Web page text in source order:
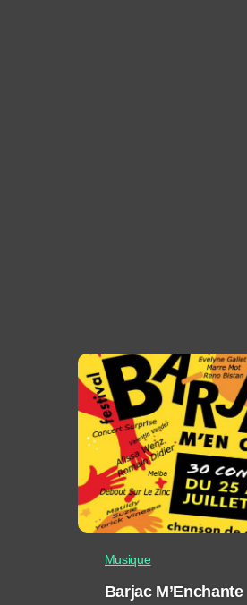
Musique
Barjac M’Enchante